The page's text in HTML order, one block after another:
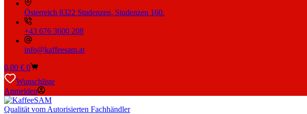
Österreich 8322 Studenzen, Studenzen 160.
+43 676 3600 208
info@kaffeesam.at
Warenkorb
0,00 € 0
Wunschliste
Anmelden
Qualität vom Autorisierten Fachhändler